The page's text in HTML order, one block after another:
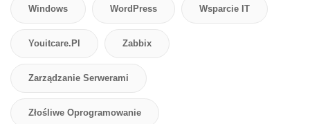
Windows WordPress Wsparcie IT
Youitcare.pl Zabbix
Zarządzanie Serwerami
Złośliwe Oprogramowanie